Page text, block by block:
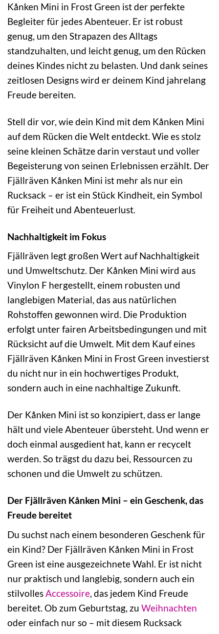
Kånken Mini in Frost Green ist der perfekte
Begleiter für jedes Abenteuer. Er ist robust
genug, um den Strapazen des Alltags
standzuhalten, und leicht genug, um den Rücken
deines Kindes nicht zu belasten. Und dank seines
zeitlosen Designs wird er deinem Kind jahrelang
Freude bereiten.
Stell dir vor, wie dein Kind mit dem Kånken Mini
auf dem Rücken die Welt entdeckt. Wie es stolz
seine kleinen Schätze darin verstaut und voller
Begeisterung von seinen Erlebnissen erzählt. Der
Fjällräven Kånken Mini ist mehr als nur ein
Rucksack – er ist ein Stück Kindheit, ein Symbol
für Freiheit und Abenteuerlust.
Nachhaltigkeit im Fokus
Fjällräven legt großen Wert auf Nachhaltigkeit
und Umweltschutz. Der Kånken Mini wird aus
Vinylon F hergestellt, einem robusten und
langlebigen Material, das aus natürlichen
Rohstoffen gewonnen wird. Die Produktion
erfolgt unter fairen Arbeitsbedingungen und mit
Rücksicht auf die Umwelt. Mit dem Kauf eines
Fjällräven Kånken Mini in Frost Green investierst
du nicht nur in ein hochwertiges Produkt,
sondern auch in eine nachhaltige Zukunft.
Der Kånken Mini ist so konzipiert, dass er lange
hält und viele Abenteuer übersteht. Und wenn er
doch einmal ausgedient hat, kann er recycelt
werden. So trägst du dazu bei, Ressourcen zu
schonen und die Umwelt zu schützen.
Der Fjällräven Kånken Mini – ein Geschenk, das
Freude bereitet
Du suchst nach einem besonderen Geschenk für
ein Kind? Der Fjällräven Kånken Mini in Frost
Green ist eine ausgezeichnete Wahl. Er ist nicht
nur praktisch und langlebig, sondern auch ein
stilvollesAccessoire, das jedem Kind Freude
bereitet. Ob zum Geburtstag, zu Weihnachten
oder einfach nur so – mit diesem Rucksack